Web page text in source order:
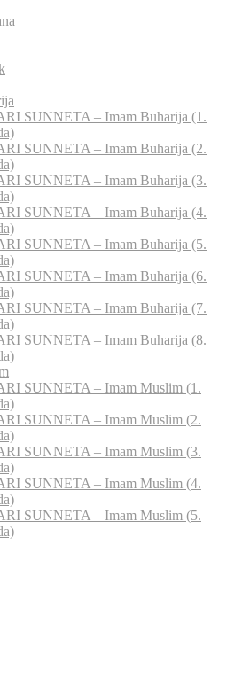
SUNNETA – Imam Buharija (1.
SUNNETA – Imam Buharija (2.
SUNNETA – Imam Buharija (3.
SUNNETA – Imam Buharija (4.
SUNNETA – Imam Buharija (5.
SUNNETA – Imam Buharija (6.
SUNNETA – Imam Buharija (7.
SUNNETA – Imam Buharija (8.
SUNNETA – Imam Muslim (1.
SUNNETA – Imam Muslim (2.
SUNNETA – Imam Muslim (3.
SUNNETA – Imam Muslim (4.
SUNNETA – Imam Muslim (5.